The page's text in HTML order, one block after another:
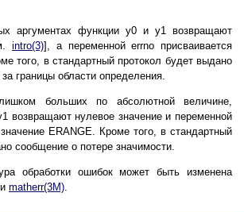
аргументах функции y0 и y1 возвращают
intro(3)], а переменной errno присваивается
того, в стандартный протокол будет выдано
границы области определения.
больших по абсолютной величине,
возвращают нулевое значение и переменной
ERANGE. Кроме того, в стандартный
сообщение о потере значимости.
обработки ошибок может быть изменена
matherr(3M).